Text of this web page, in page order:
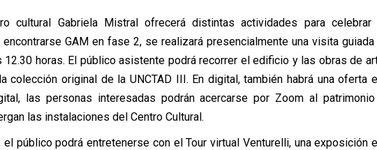
cultural Gabriela Mistral ofrecerá distintas actividades para
encontrarse GAM en fase 2, se realizará presencialmente una visita
12.30 horas. El público asistente podrá recorrer el edificio y las obras de
colección original de la UNCTAD III. En digital, también habrá una oferta
las personas interesadas podrán acercarse por Zoom al
las instalaciones del Centro Cultural.
el público podrá entretenerse con el Tour virtual Venturelli, una exposición